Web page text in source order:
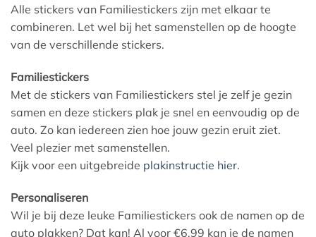
Alle stickers van Familiestickers zijn met elkaar te
combineren. Let wel bij het samenstellen op de hoogte
van de verschillende stickers.
Familiestickers
Met de stickers van Familiestickers stel je zelf je gezin
samen en deze stickers plak je snel en eenvoudig op de
auto. Zo kan iedereen zien hoe jouw gezin eruit ziet.
Veel plezier met samenstellen.
Kijk voor een uitgebreide plakinstructie hier.
Personaliseren
Wil je bij deze leuke Familiestickers ook de namen op de
auto plakken? Dat kan! Al voor €6,99 kan je de namen